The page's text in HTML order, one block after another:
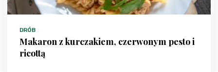
DRÓB
Makaron z kurczakiem, czerwonym pesto i
ricottą